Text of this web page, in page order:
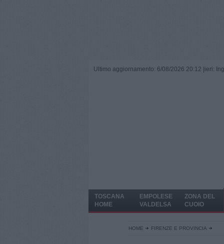
Ultimo aggiornamento: 6/08/2026 20:12 | ieri:
TOSCANA
HOME
EMPOLESE
VALDELSA
ZONA DEL
CUOIO
HOME FIRENZE E PROVINCIA